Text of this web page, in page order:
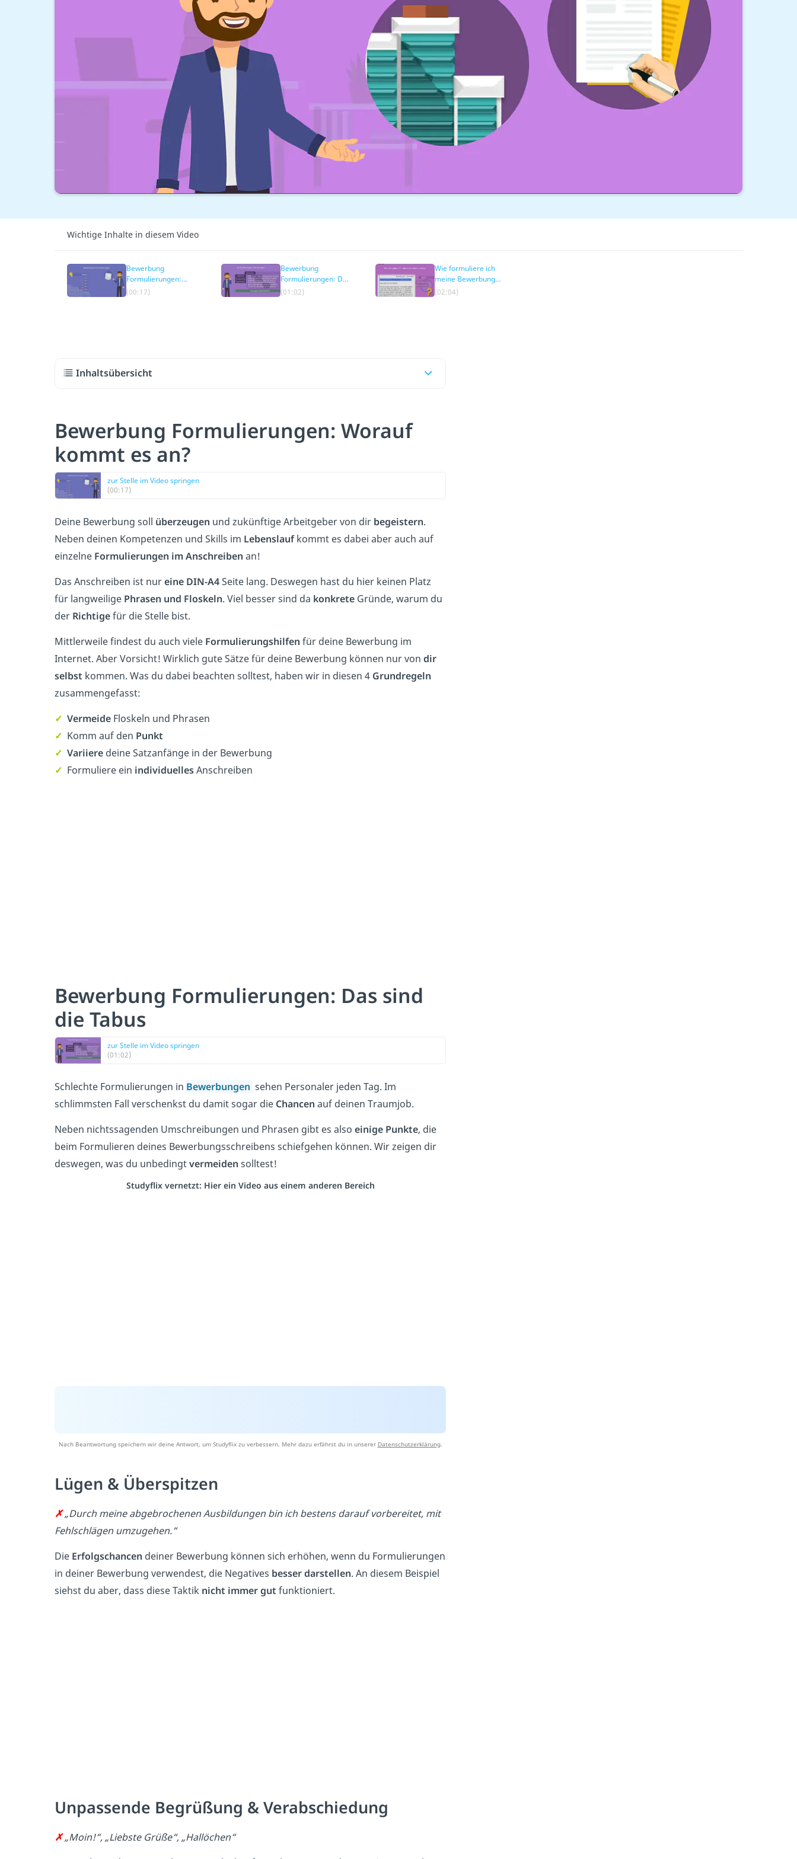
Wichtige Inhalte in diesem Video
Bewerbung
Formulierungen:
Worauf kommt es
(00:17)
Bewerbung
Formulierungen: Das
sind die Tabus
(01:02)
Wie formuliere ich
meine Bewerbung
richtig?
(02:04)
Inhaltsübersicht
Bewerbung Formulierungen: Worauf
kommt es an?
zur Stelle im Video springen
(00:17)
Deine Bewerbung soll überzeugen und zukünftige Arbeitgeber von dir begeistern.
Neben deinen Kompetenzen und Skills im Lebenslaufkommt es dabei aber auch auf
einzelne Formulierungen im Anschreiben an!
Das Anschreiben ist nureine DIN-A4Seite lang. Deswegen hast du hier keinen Platz
für langweilige Phrasen und Floskeln. Viel besser sind da konkrete Gründe, warum du
der Richtigefür die Stelle bist.
Mittlerweile findest du auch viele Formulierungshilfen für deine Bewerbung im
Internet. Aber Vorsicht! Wirklich gute Sätze für deine Bewerbung können nur von dir
selbst kommen. Was du dabei beachten solltest, haben wir in diesen 4 Grundregeln
zusammengefasst:
✓ Vermeide Floskeln und Phrasen
✓ Komm auf den Punkt
✓ Variiere deine Satzanfänge in der Bewerbung
✓ Formuliere ein individuellesAnschreiben
Bewerbung Formulierungen: Das sind
die Tabus
zur Stelle im Video springen
(01:02)
Schlechte Formulierungen in Bewerbungen sehen Personaler jeden Tag. Im
schlimmsten Fall verschenkst du damit sogar die Chancen auf deinen Traumjob.
Neben nichtssagenden Umschreibungen und Phrasen gibt es also einige Punkte, die
beim Formulieren deines Bewerbungsschreibens schiefgehen können. Wir zeigen dir
deswegen, was du unbedingtvermeiden solltest!
Studyflix vernetzt: Hier ein Video aus einem anderen Bereich
Nach Beantwortung speichern wir deine Antwort, um Studyflix zu verbessern. Mehr dazu erfährst du in unserer Datenschutzerklärung.
Lügen & Überspitzen
✗„Durch meine abgebrochenen Ausbildungen bin ich bestens darauf vorbereitet, mit
Fehlschlägen umzugehen.“
Die Erfolgschancen deiner Bewerbung können sich erhöhen, wenn du Formulierungen
in deiner Bewerbung verwendest, die Negatives besser darstellen. An diesem Beispiel
siehst du aber, dass diese Taktik nicht immer gut funktioniert.
Unpassende Begrüßung & Verabschiedung
✗„Moin!“, „Liebste Grüße“, „Hallöchen“